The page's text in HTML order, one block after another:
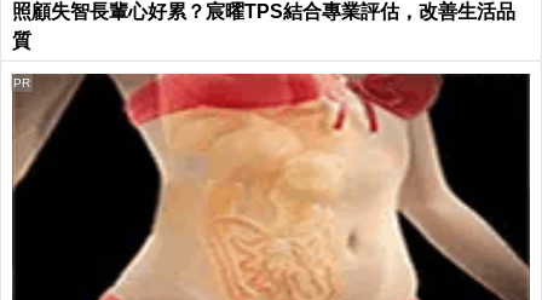
照顧失智長輩心好累？宸曜TPS結合專業評估，改善生活品
質
PR